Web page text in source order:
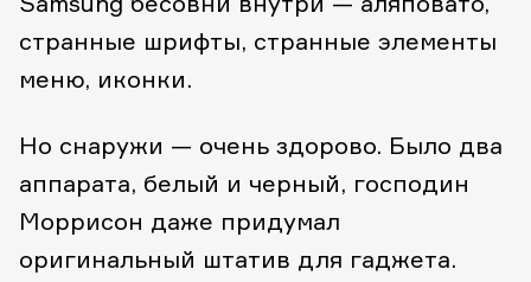
странные шрифты, странные элементы
меню, иконки.
Но снаружи — очень здорово. Было два
аппарата, белый и черный, господин
Моррисон даже придумал
оригинальный штатив для гаджета.